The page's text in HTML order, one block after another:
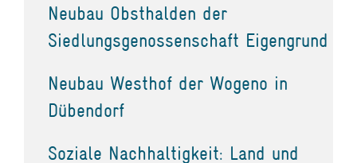
Neubau Obsthalden der
Siedlungsgenossenschaft Eigengrund
Neubau Westhof der Wogeno in
Dübendorf
Soziale Nachhaltigkeit: Land und